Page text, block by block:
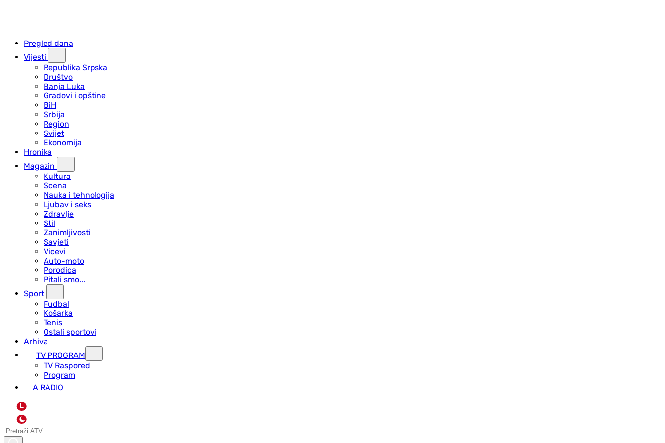
Pregled dana
Vijesti
Republika Srpska
Društvo
Banja Luka
Gradovi i opštine
BiH
Srbija
Region
Svijet
Ekonomija
Hronika
Magazin
Kultura
Scena
Nauka i tehnologija
Ljubav i seks
Zdravlje
Stil
Zanimljivosti
Savjeti
Vicevi
Auto-moto
Porodica
Pitali smo...
Sport
Fudbal
Košarka
Tenis
Ostali sportovi
Arhiva
TV PROGRAM
ТV Raspored
Program
A RADIO
L